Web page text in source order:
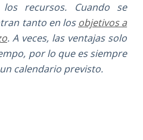
recursos. Cuando se
tanto en losobjetivos a
. A veces, las ventajas solo
por lo que es siempre
calendario previsto.